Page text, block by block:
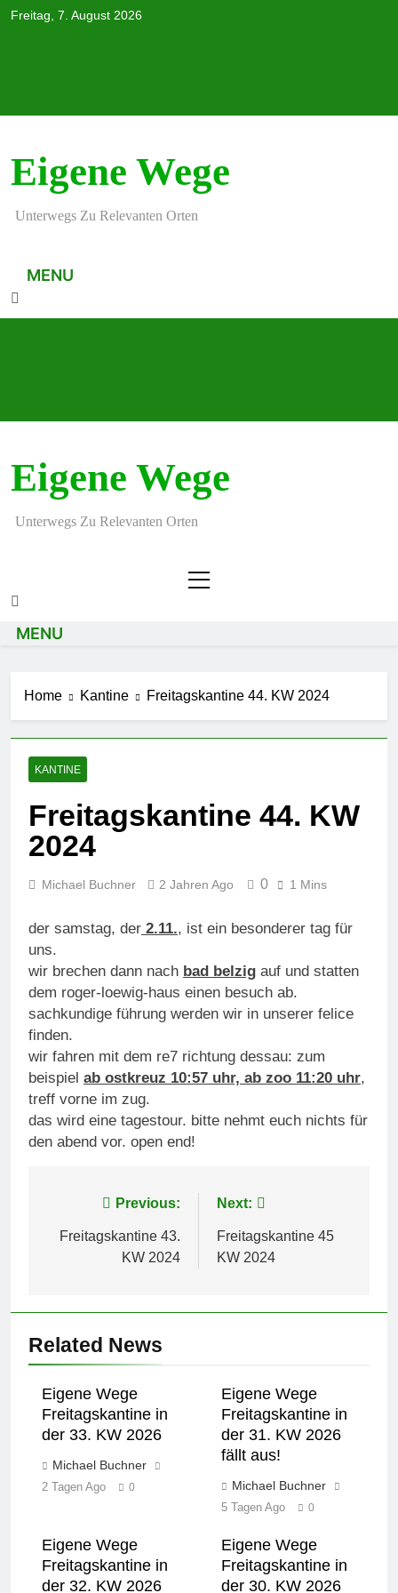
SkipFreitag, 7. August 2026
Eigene Wege
Unterwegs Zu Relevanten Orten
MENU
Eigene Wege
Unterwegs Zu Relevanten Orten
MENU
Home Kantine Freitagskantine 44. KW 2024
KANTINE
Freitagskantine 44. KW
2024
Michael Buchner 2 Jahren Ago 0 1 Mins
der samstag, der 2.11., ist ein besonderer tag für
uns.
wir brechen dann nach bad belzig auf und statten
dem roger-loewig-haus einen besuch ab.
sachkundige führung werden wir in unserer felice
finden.
wir fahren mit dem re7 richtung dessau: zum
beispiel ab ostkreuz 10:57 uhr, ab zoo 11:20 uhr,
treff vorne im zug.
das wird eine tagestour. bitte nehmt euch nichts für
den abend vor. open end!
Beitragsnavigation
Previous:
Freitagskantine 43.
KW 2024
Next:
Freitagskantine 45
KW 2024
Related News
Eigene Wege
Freitagskantine in
der 33. KW 2026
Michael Buchner
2 Tagen Ago 0
Eigene Wege
Freitagskantine in
der 31. KW 2026
fällt aus!
Michael Buchner
5 Tagen Ago 0
Eigene Wege
Freitagskantine in
der 32. KW 2026
Eigene Wege
Freitagskantine in
der 30. KW 2026